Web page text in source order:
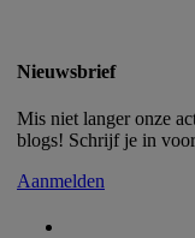
Nieuwsbrief
Mis niet langer onze
blogs! Schrijf je in
Aanmelden